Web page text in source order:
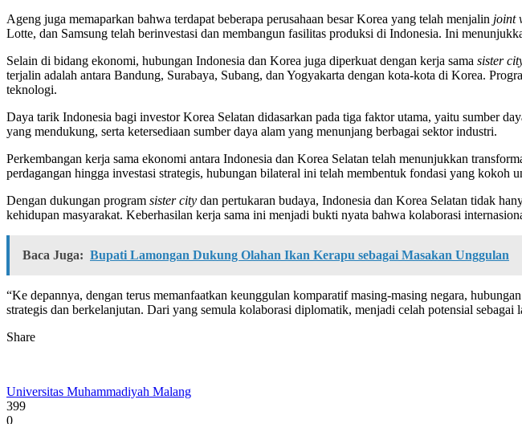
Ageng juga memaparkan bahwa terdapat beberapa perusahaan besar Korea yang telah menjalin joint
Lotte, dan Samsung telah berinvestasi dan membangun fasilitas produksi di Indonesia. Ini
Selain di bidang ekonomi, hubungan Indonesia dan Korea juga diperkuat dengan kerja sama sister
terjalin adalah antara Bandung, Surabaya, Subang, dan Yogyakarta dengan kota-kota di Korea.
teknologi.
Daya tarik Indonesia bagi investor Korea Selatan didasarkan pada tiga faktor utama, yaitu sumber
yang mendukung, serta ketersediaan sumber daya alam yang menunjang berbagai sektor industri.
Perkembangan kerja sama ekonomi antara Indonesia dan Korea Selatan telah menunjukkan
perdagangan hingga investasi strategis, hubungan bilateral ini telah membentuk fondasi yang kokoh
Dengan dukungan program sister city dan pertukaran budaya, Indonesia dan Korea Selatan tidak
kehidupan masyarakat. Keberhasilan kerja sama ini menjadi bukti nyata bahwa kolaborasi
Baca Juga: Bupati Lamongan Dukung Olahan Ikan Kerapu sebagai Masakan Unggulan
“Ke depannya, dengan terus memanfaatkan keunggulan komparatif masing-masing negara,
strategis dan berkelanjutan. Dari yang semula kolaborasi diplomatik, menjadi celah potensial sebagai
Share
Universitas Muhammadiyah Malang
399
0